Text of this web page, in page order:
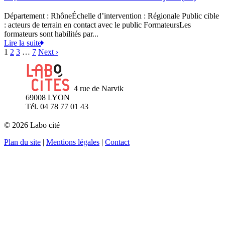
Département : RhôneÉchelle d’intervention : Régionale Public cible
: acteurs de terrain en contact avec le public FormateursLes
formateurs sont habilités par...
Lire la suite
1 2 3 … 7 Next ›
4 rue de Narvik
69008 LYON
Tél. 04 78 77 01 43
© 2026 Labo cité
Plan du site | Mentions légales | Contact